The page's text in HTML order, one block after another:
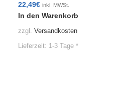
22,49€ inkl. MWSt.
In den Warenkorb
zzgl. Versandkosten
Lieferzeit: 1-3 Tage *